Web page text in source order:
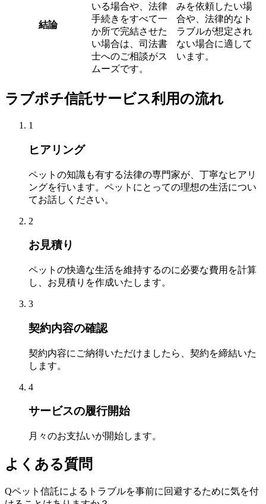
結論
いる場合や、法律
手続きをすべて一
か所で完結させた
い場合は、司法書
士へのご相談がス
ムーズです。
みを依頼したい場
合や、法律的なト
ラブルが想定され
ない場合に適して
います。
ラブポチ信託サービス利用の流れ
1
ヒアリング
ペットの知識も有する法律の専門家が、丁寧なヒアリ
ングを行います。ペットにとっての理想の生活につい
てお話しください。
2
お見積り
ペットの快適な生活を維持するのに必要な費用を計算
し、お見積りを作成いたします。
3
契約内容の確認
契約内容にご納得いただけましたら、契約を締結いた
します。
4
サービスの履行開始
月々のお支払いが開始します。
よくある質問
Qペット信託によるトラブルを事前に回避するために気を付